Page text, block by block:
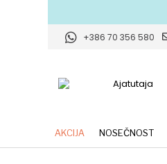
+386 70 356 580
AKCIJA NOSEČNOST